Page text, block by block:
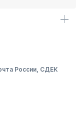
России, СДЕК